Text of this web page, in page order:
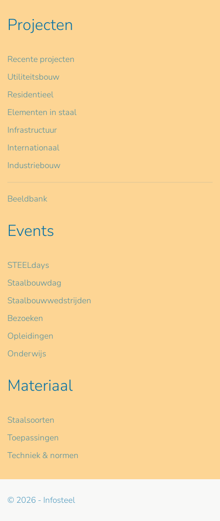
Projecten
Recente projecten
Utiliteitsbouw
Residentieel
Elementen in staal
Infrastructuur
Internationaal
Industriebouw
Beeldbank
Events
STEELdays
Staalbouwdag
Staalbouwwedstrijden
Bezoeken
Opleidingen
Onderwijs
Materiaal
Staalsoorten
Toepassingen
Techniek & normen
© 2026 - Infosteel